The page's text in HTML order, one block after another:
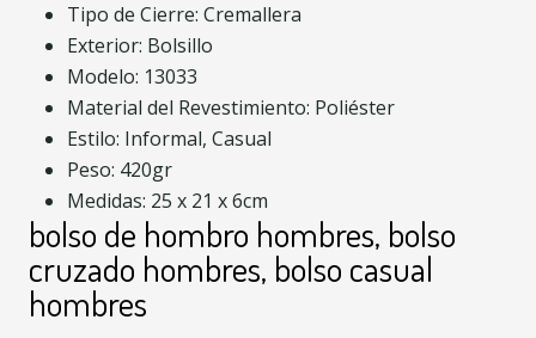
Tipo de Cierre: Cremallera
Exterior: Bolsillo
Modelo: 13033
Material del Revestimiento: Poliéster
Estilo: Informal, Casual
Peso: 420gr
Medidas: 25 x 21 x 6cm
bolso de hombro hombres, bolso
cruzado hombres, bolso casual
hombres